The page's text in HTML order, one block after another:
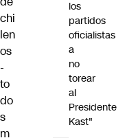
chi
len
os
-
to
do
s
m
los
partidos
oficialistas
a
no
torear
al
Presidente
Kast"